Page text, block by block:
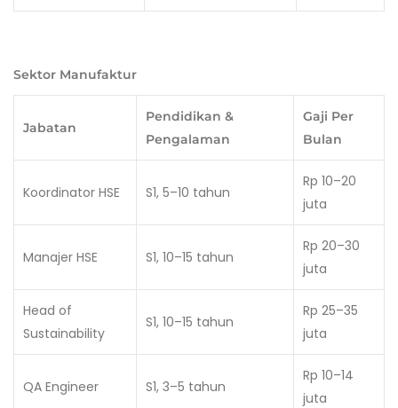
Sektor Manufaktur
Jabatan
Pendidikan &
Pengalaman
Gaji Per
Bulan
Koordinator HSE S1, 5–10 tahun
Rp 10–20
juta
Manajer HSE S1, 10–15 tahun
Rp 20–30
juta
Head of
Sustainability
S1, 10–15 tahun
Rp 25–35
juta
QA Engineer S1, 3–5 tahun
Rp 10–14
juta